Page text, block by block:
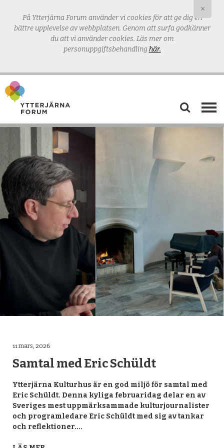
På Ytterjärna Forum använder vi cookies för att ge dig en
bättre upplevelse av webbplatsen. Genom att surfa godkänner
du att vi använder cookies. Läs mer om
personuppgiftsbehandlinghär.
×
OM YTTERJÄRNA FORUM
KONTAKT
ARKIV
PRESS
FACEBOOK
11 mars, 2026
Samtal med Eric Schüldt
Ytterjärna Kulturhus är en god miljö för samtal med
Eric Schüldt. Denna kyliga februaridag delar en av
Sveriges mest uppmärksammade kulturjournalister
och programledare Eric Schüldt med sig av tankar
och reflektioner.…